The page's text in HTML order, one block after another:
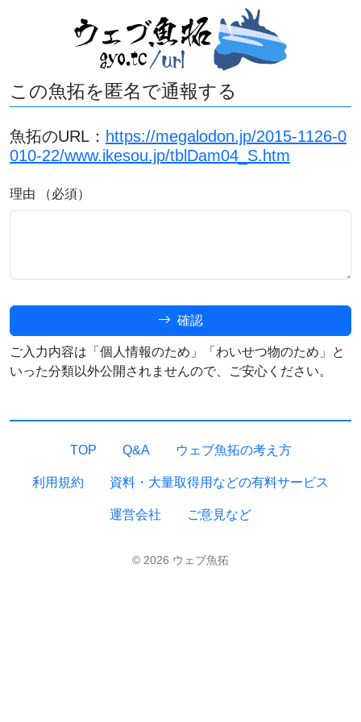
この魚拓を匿名で通報する
魚拓のURL： https://megalodon.jp/2015-1126-0
010-22/www.ikesou.jp/tblDam04_S.htm
理由 （必須）
確認
ご入力内容は「個人情報のため」「わいせつ物のため」と
いった分類以外公開されませんので、ご安心ください。
TOP Q&A ウェブ魚拓の考え方
利用規約 資料・大量取得用などの有料サービス
運営会社 ご意見など
© 2026 ウェブ魚拓